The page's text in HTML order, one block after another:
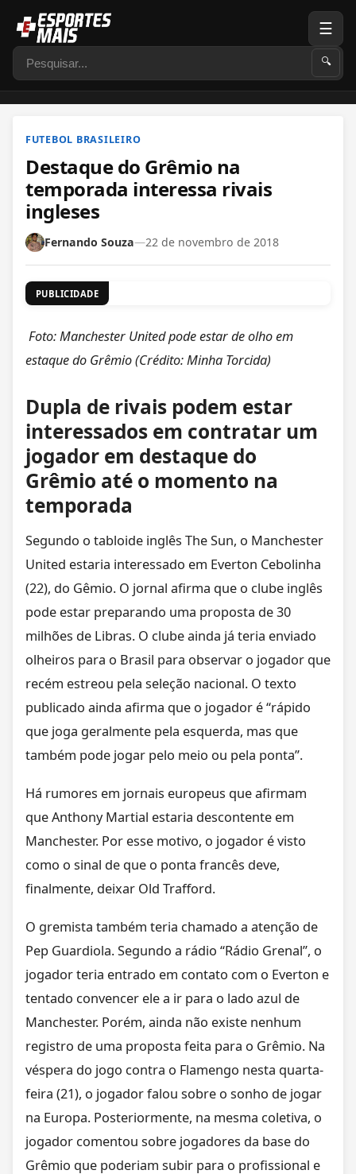
Pesquisar 🔍
☰
FUTEBOL BRASILEIRO
Destaque do Grêmio na
temporada interessa rivais
ingleses
Fernando Souza—22 de novembro de 2018
PUBLICIDADE
Foto: Manchester United pode estar de olho em
estaque do Grêmio (Crédito:Minha Torcida)
Dupla de rivais podem estar
interessados em contratar um
jogador em destaque do
Grêmio até o momento na
temporada
Segundo o tabloide inglês The Sun, o Manchester
United estaria interessado em Everton Cebolinha
(22), do Gêmio. O jornal afirma que o clube inglês
pode estar preparando uma proposta de 30
milhões de Libras. O clube ainda já teria enviado
olheiros para o Brasil para observar o jogador que
recém estreou pela seleção nacional. O texto
publicado ainda afirma que o jogador é “rápido
que joga geralmente pela esquerda, mas que
também pode jogar pelo meio ou pela ponta”.
Há rumores em jornais europeus que afirmam
que Anthony Martial estaria descontente em
Manchester. Por esse motivo, o jogador é visto
como o sinal de que o ponta francês deve,
finalmente, deixar Old Trafford.
O gremista também teria chamado a atenção de
Pep Guardiola. Segundo a rádio “Rádio Grenal”, o
jogador teria entrado em contato com o Everton e
tentado convencer ele a ir para o lado azul de
Manchester. Porém, ainda não existe nenhum
registro de uma proposta feita para o Grêmio. Na
véspera do jogo contra o Flamengo nesta quarta-
feira (21), o jogador falou sobre o sonho de jogar
na Europa. Posteriormente, na mesma coletiva, o
jogador comentou sobre jogadores da base do
Grêmio que poderiam subir para o profissional e